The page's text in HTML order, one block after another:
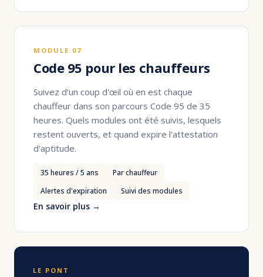
MODULE 07
Code 95 pour les chauffeurs
Suivez d'un coup d'œil où en est chaque
chauffeur dans son parcours Code 95 de 35
heures. Quels modules ont été suivis, lesquels
restent ouverts, et quand expire l'attestation
d'aptitude.
35 heures / 5 ans
Par chauffeur
Alertes d'expiration
Suivi des modules
En savoir plus →
LE PONT